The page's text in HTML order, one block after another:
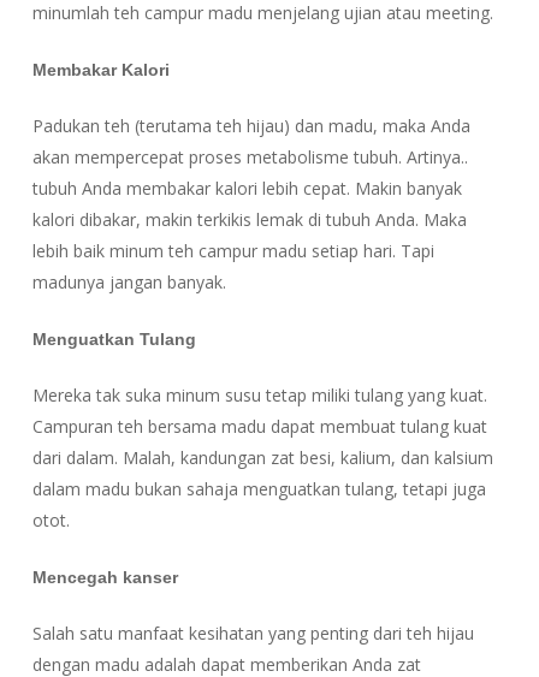
minumlah teh campur madu menjelang ujian atau meeting.
Membakar Kalori
Padukan teh (terutama teh hijau) dan madu, maka Anda
akan mempercepat proses metabolisme tubuh. Artinya..
tubuh Anda membakar kalori lebih cepat. Makin banyak
kalori dibakar, makin terkikis lemak di tubuh Anda. Maka
lebih baik minum teh campur madu setiap hari. Tapi
madunya jangan banyak.
Menguatkan Tulang
Mereka tak suka minum susu tetap miliki tulang yang kuat.
Campuran teh bersama madu dapat membuat tulang kuat
dari dalam. Malah, kandungan zat besi, kalium, dan kalsium
dalam madu bukan sahaja menguatkan tulang, tetapi juga
otot.
Mencegah kanser
Salah satu manfaat kesihatan yang penting dari teh hijau
dengan madu adalah dapat memberikan Anda zat